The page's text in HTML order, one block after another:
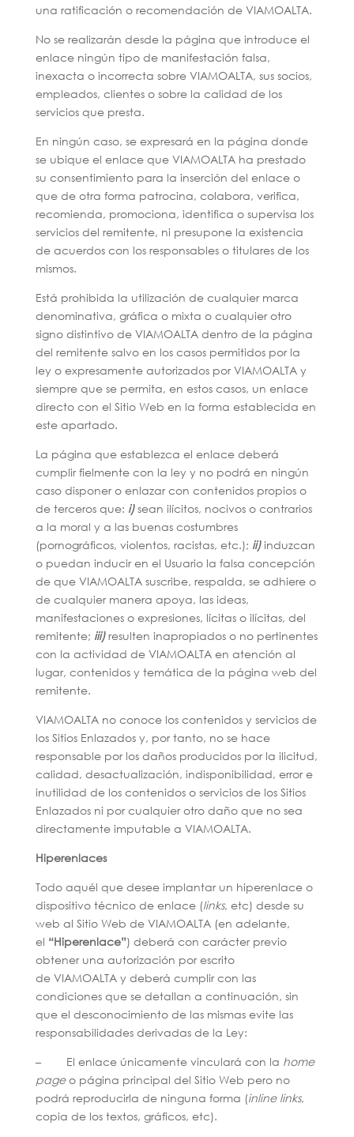
una ratificación o recomendación de VIAMOALTA.
No se realizarán desde la página que introduce el
enlace ningún tipo de manifestación falsa,
inexacta o incorrecta sobre VIAMOALTA, sus socios,
empleados, clientes o sobre la calidad de los
servicios que presta.
En ningún caso, se expresará en la página donde
se ubique el enlace que VIAMOALTA ha prestado
su consentimiento para la inserción del enlace o
que de otra forma patrocina, colabora, verifica,
recomienda, promociona, identifica o supervisa los
servicios del remitente, ni presupone la existencia
de acuerdos con los responsables o titulares de los
mismos.
Está prohibida la utilización de cualquier marca
denominativa, gráfica o mixta o cualquier otro
signo distintivo de VIAMOALTA dentro de la página
del remitente salvo en los casos permitidos por la
ley o expresamente autorizados por VIAMOALTA y
siempre que se permita, en estos casos, un enlace
directo con el Sitio Web en la forma establecida en
este apartado.
La página que establezca el enlace deberá
cumplir fielmente con la ley y no podrá en ningún
caso disponer o enlazar con contenidos propios o
de terceros que: i)sean ilícitos, nocivos o contrarios
a la moral y a las buenas costumbres
(pornográficos, violentos, racistas, etc.); ii)induzcan
o puedan inducir en el Usuario la falsa concepción
de que VIAMOALTA suscribe, respalda, se adhiere o
de cualquier manera apoya, las ideas,
manifestaciones o expresiones, lícitas o ilícitas, del
remitente; iii)resulten inapropiados o no pertinentes
con la actividad de VIAMOALTA en atención al
lugar, contenidos y temática de la página web del
remitente.
VIAMOALTA no conoce los contenidos y servicios de
los Sitios Enlazados y, por tanto, no se hace
responsable por los daños producidos por la ilicitud,
calidad, desactualización, indisponibilidad, error e
inutilidad de los contenidos o servicios de los Sitios
Enlazados ni por cualquier otro daño que no sea
directamente imputable a VIAMOALTA.
Hiperenlaces
Todo aquél que desee implantar un hiperenlace o
dispositivo técnico de enlace (links, etc) desde su
web al Sitio Web de VIAMOALTA (en adelante,
el “Hiperenlace”) deberá con carácter previo
obtener una autorización por escrito
de VIAMOALTA y deberá cumplir con las
condiciones que se detallan a continuación, sin
que el desconocimiento de las mismas evite las
responsabilidades derivadas de la Ley:
– El enlace únicamente vinculará con la home
pageo página principal del Sitio Web pero no
podrá reproducirla de ninguna forma (inline links,
copia de los textos, gráficos, etc).